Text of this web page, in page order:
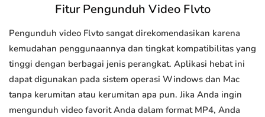
Fitur Pengunduh Video Flvto
Pengunduh video Flvto sangat direkomendasikan karena
kemudahan penggunaannya dan tingkat kompatibilitas yang
tinggi dengan berbagai jenis perangkat. Aplikasi hebat ini
dapat digunakan pada sistem operasi Windows dan Mac
tanpa kerumitan atau kerumitan apa pun. Jika Anda ingin
mengunduh video favorit Anda dalam format MP4, Anda